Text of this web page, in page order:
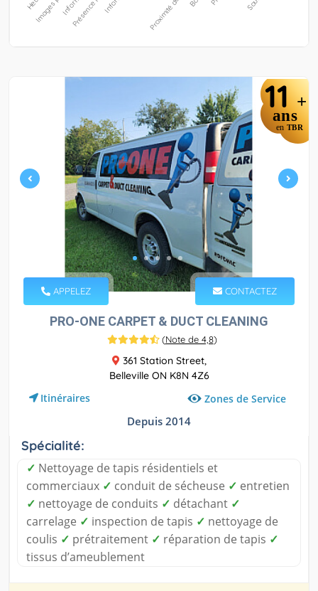
11 +
ans
en TBR
APPELEZ CONTACTEZ
PRO-ONE CARPET & DUCT CLEANING
(Note de 4,8)
361 Station Street,
Belleville ON K8N 4Z6
Itinéraires Zones de Service
Depuis 2014
Spécialité:
✓ Nettoyage de tapis résidentiels et
commerciaux ✓ conduit de sécheuse ✓ entretien
✓ nettoyage de conduits ✓ détachant ✓
carrelage ✓ inspection de tapis ✓ nettoyage de
coulis ✓ prétraitement ✓ réparation de tapis ✓
tissus d’ameublement